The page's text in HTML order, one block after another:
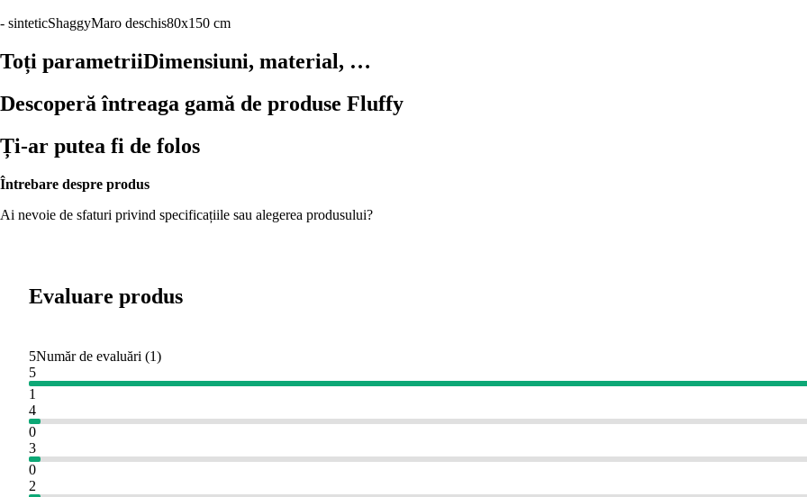
- sinteticShaggyMaro deschis80x150 cm
Toți parametriiDimensiuni, material, …
Descoperă întreaga gamă de produse Fluffy
Ți-ar putea fi de folos
Întrebare despre produs
Ai nevoie de sfaturi privind specificațiile sau alegerea produsului?
Evaluare produs
5Număr de evaluări (1)
5
1
4
0
3
0
2